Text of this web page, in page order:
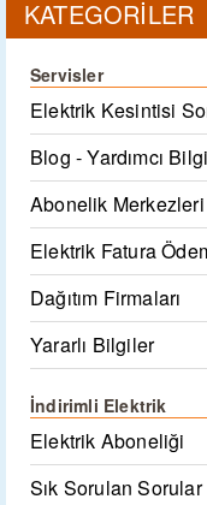
KATEGORİLER
Servisler
Elektrik Kesintisi
Blog - Yardımcı
Abonelik Merkezleri
Elektrik Fatura
Dağıtım Firmaları
Yararlı Bilgiler
İndirimli Elektrik
Elektrik Aboneliği
Sık Sorulan Sorular